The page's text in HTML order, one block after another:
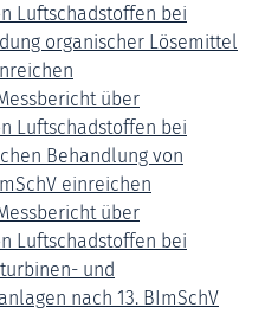
Luftschadstoffen bei
organischer Lösemittel
über
Luftschadstoffen bei
Behandlung von
einreichen
über
Luftschadstoffen bei
und
nach 13. BImSchV